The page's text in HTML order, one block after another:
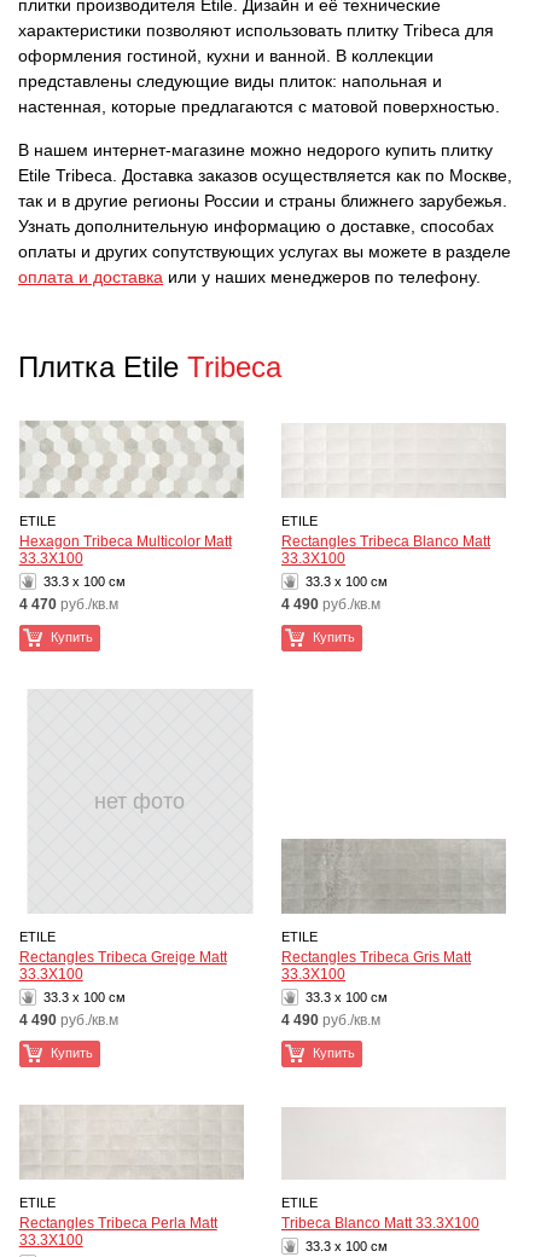
плитки производителя Etile. Дизайн и её технические
характеристики позволяют использовать плитку Tribeca для
оформления гостиной, кухни и ванной. В коллекции
представлены следующие виды плиток: напольная и
настенная, которые предлагаются с матовой поверхностью.
В нашем интернет-магазине можно недорого купить плитку
Etile Tribeca. Доставка заказов осуществляется как по Москве,
так и в другие регионы России и страны ближнего зарубежья.
Узнать дополнительную информацию о доставке, способах
оплаты и других сопутствующих услугах вы можете в разделе
оплата и доставка или у наших менеджеров по телефону.
Плитка Etile Tribeca
ETILE
Hexagon Tribeca Multicolor Matt
33.3X100
33.3 x 100 см
4 470 руб./кв.м
Купить
ETILE
Rectangles Tribeca Blanco Matt
33.3X100
33.3 x 100 см
4 490 руб./кв.м
Купить
нет фото
ETILE
Rectangles Tribeca Greige Matt
33.3X100
33.3 x 100 см
4 490 руб./кв.м
Купить
ETILE
Rectangles Tribeca Gris Matt
33.3X100
33.3 x 100 см
4 490 руб./кв.м
Купить
ETILE
Rectangles Tribeca Perla Matt
33.3X100
ETILE
Tribeca Blanco Matt 33.3X100
33.3 x 100 см